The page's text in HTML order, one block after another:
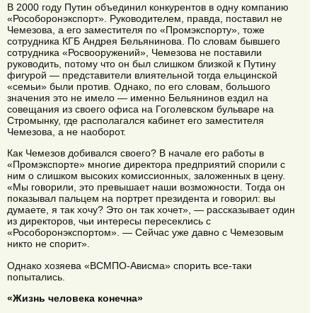
В 2000 году Путин объединил конкурентов в одну компанию
«Рособоронэкспорт». Руководителем, правда, поставил не
Чемезова, а его заместителя по «Промэкспорту», тоже
сотрудника КГБ Андрея Бельянинова. По словам бывшего
сотрудника «Росвооружений», Чемезова не поставили
руководить, потому что он был слишком близкой к Путину
фигурой — представители влиятельной тогда ельцинской
«семьи» были против. Однако, по его словам, большого
значения это не имело — именно Бельянинов ездил на
совещания из своего офиса на Гоголевском бульваре на
Стромынку, где располагался кабинет его заместителя
Чемезова, а не наоборот.
Как Чемезов добивался своего? В начале его работы в
«Промэкспорте» многие директора предприятий спорили с
ним о слишком высоких комиссионных, заложенных в цену.
«Мы говорили, это превышает наши возможности. Тогда он
показывал пальцем на портрет президента и говорил: вы
думаете, я так хочу? Это он так хочет», — рассказывает один
из директоров, чьи интересы пересеклись с
«Рособоронэкспортом». — Сейчас уже давно с Чемезовым
никто не спорит».
Однако хозяева «ВСМПО-Ависма» спорить все-таки
попытались.
«Жизнь человека конечна»